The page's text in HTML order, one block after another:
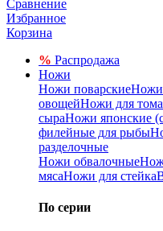
Сравнение
Избранное
Корзина
% Распродажа
Ножи
Ножи поварскиеНожи
овощейНожи для
сыраНожи японские
филейные для рыбы
разделочные
Ножи обвалочные
мясаНожи для стейка
По серии